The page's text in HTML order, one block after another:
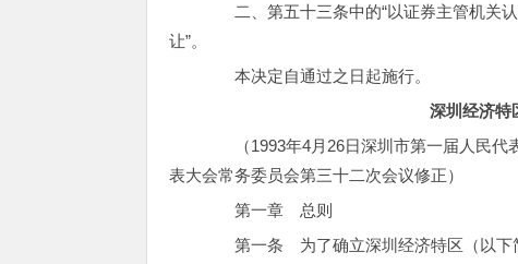
二、第五十三条中的“以证券主管机关认
让”。
本决定自通过之日起施行。
深圳经济特
（1993年4月26日深圳市第一届人民代
表大会常务委员会第三十二次会议修正）
第一章 总则
第一条 为了确立深圳经济特区（以下简